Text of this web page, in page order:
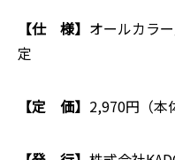
【仕 様】 オールカラ
定
【定 価】 2,970円（本